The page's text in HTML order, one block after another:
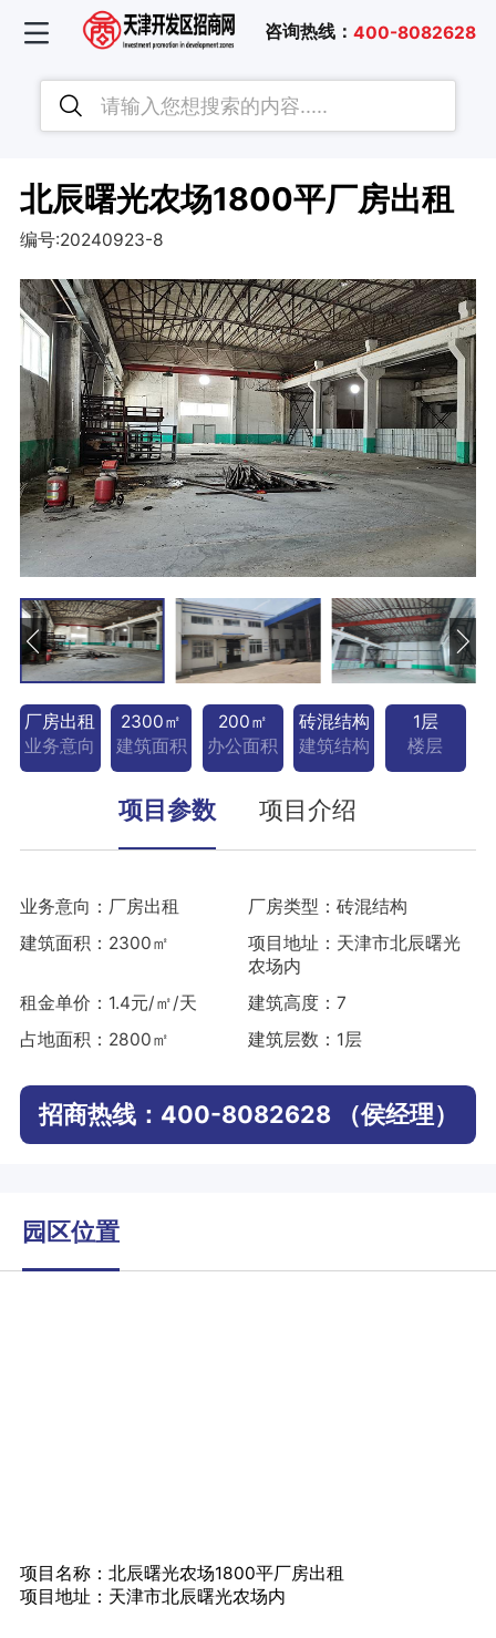
咨询热线：400-8082628
北辰曙光农场1800平厂房出租
编号:20240923-8
厂房出租
业务意向
2300㎡
建筑面积
200㎡
办公面积
砖混结构
建筑结构
1层
楼层
项目参数 项目介绍
业务意向：厂房出租
厂房类型：砖混结构
建筑面积：2300㎡
项目地址：天津市北辰曙光
农场内
租金单价：1.4元/㎡/天
建筑高度：7
占地面积：2800㎡
建筑层数：1层
招商热线：400-8082628 （侯经理）
园区位置
项目名称：北辰曙光农场1800平厂房出租
项目地址：天津市北辰曙光农场内